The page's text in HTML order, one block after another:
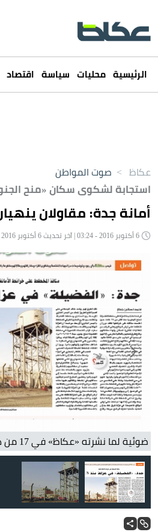
الرئيسية محليات سياسة اقتصاد
عكاظ > صوت المواطن
استجابة لشكوى سكان «منح
أمانة جدة: مقاولان
طرق مخطط الفضيلة تفتقد للسفلتة